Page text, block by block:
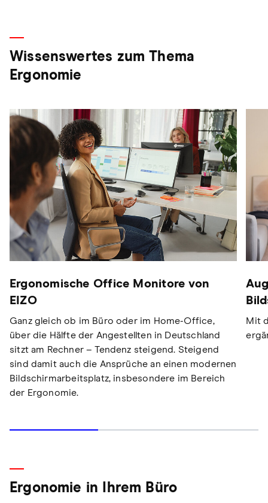
Wissenswertes zum Thema
Ergonomie
Ergonomische Office Monitore von
EIZO
Ganz gleich ob im Büro oder im Home-Office,
über die Hälfte der Angestellten in Deutschland
sitzt am Rechner – Tendenz steigend. Steigend
sind damit auch die Ansprüche an einen modernen
Bildschirmarbeitsplatz, insbesondere im Bereich
der Ergonomie.
Mit
Ergonomie in Ihrem Büro